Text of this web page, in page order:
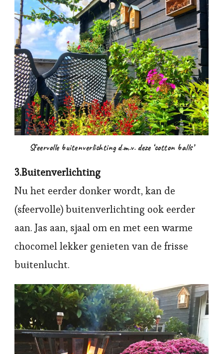
Sfeervolle buitenverlichting d.m.v. deze ‘cotton balls’
3.Buitenverlichting
Nu het eerder donker wordt, kan de
(sfeervolle) buitenverlichting ook eerder
aan. Jas aan, sjaal om en met een warme
chocomel lekker genieten van de frisse
buitenlucht.